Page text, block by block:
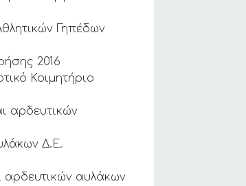
Γηπέδων
2016
Κοιμητήριο
αρδευτικών
Δ.Ε.
αρδευτικών αυλάκων